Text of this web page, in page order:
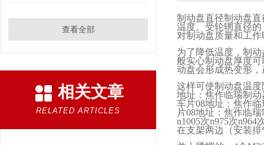
查看全部
相关文章
RELATED ARTICLES
制动盘直径制动盘直
温度。受轮辋直径
对制动盘质量和工
为了降低温度，制
般实心制动盘厚度可
动盘会形成热变形
这样可使制动盘温度
地址：焦作临瑞制动
车片08地址：焦作临
片08地址：焦作临瑞
n1005次n975次n964
在支架两边（安装